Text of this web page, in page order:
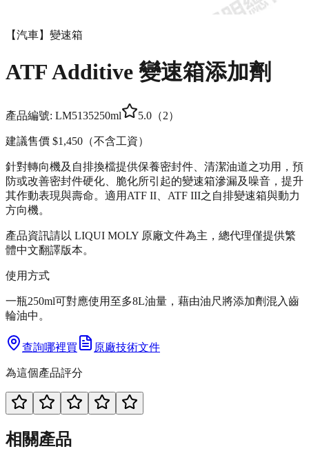
【汽車】變速箱
ATF Additive 變速箱添加劑
產品編號: LM5135250ml 5.0 （2）
建議售價 $1,450 （不含工資）
針對轉向機及自排換檔提供保養密封件、清潔油道之功用，預
防或改善密封件硬化、脆化所引起的變速箱滲漏及噪音，提升
其作動表現與壽命。適用ATF II、ATF III之自排變速箱與動力
方向機。
產品資訊請以 LIQUI MOLY 原廠文件為主，總代理僅提供繁
體中文翻譯版本。
使用方式
一瓶250ml可對應使用至多8L油量，藉由油尺將添加劑混入齒
輪油中。
查詢哪裡買 原廠技術文件
為這個產品評分
相關產品